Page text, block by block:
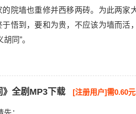
院墙也重修并西移两砖。为此两家
于悟到，要和为贵，不应该为墙而活
同”。
全剧MP3下载 [注册用户]需0.60